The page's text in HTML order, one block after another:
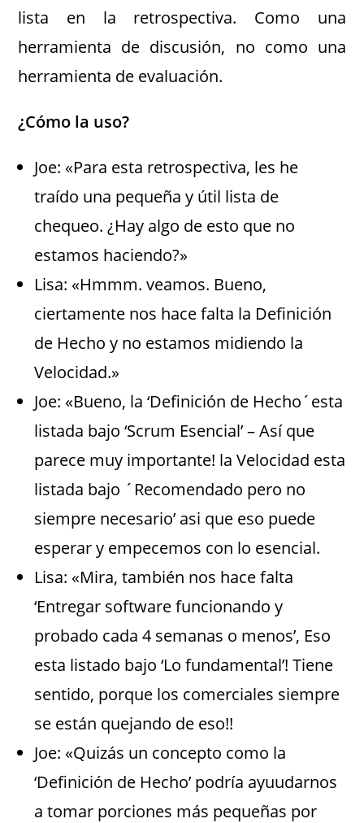
lista en la retrospectiva. Como una
herramienta de discusión, no como una
herramienta de evaluación.
¿Cómo la uso?
Joe: «Para esta retrospectiva, les he
traído una pequeña y útil lista de
chequeo. ¿Hay algo de esto que no
estamos haciendo?»
Lisa: «Hmmm. veamos. Bueno,
ciertamente nos hace falta la Definición
de Hecho y no estamos midiendo la
Velocidad.»
Joe: «Bueno, la ‘Definición de Hecho´esta
listada bajo ‘Scrum Esencial’ – Así que
parece muy importante! la Velocidad esta
listada bajo ´Recomendado pero no
siempre necesario’ asi que eso puede
esperar y empecemos con lo esencial.
Lisa: «Mira, también nos hace falta
‘Entregar software funcionando y
probado cada 4 semanas o menos’, Eso
esta listado bajo ‘Lo fundamental’! Tiene
sentido, porque los comerciales siempre
se están quejando de eso!!
Joe: «Quizás un concepto como la
‘Definición de Hecho’ podría ayuudarnos
a tomar porciones más pequeñas por